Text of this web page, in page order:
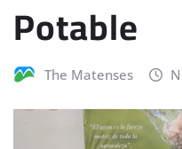
Potable
The Matenses